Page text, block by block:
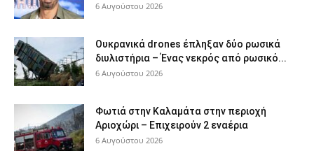
6 Αυγούστου 2026
Ουκρανικά drones έπληξαν δύο ρωσικά
διυλιστήρια – Ένας νεκρός από ρωσικό...
6 Αυγούστου 2026
Φωτιά στην Καλαμάτα στην περιοχή
Αριοχώρι – Επιχειρούν 2 εναέρια
6 Αυγούστου 2026